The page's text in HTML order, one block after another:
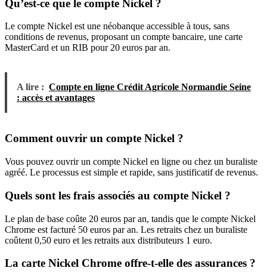
Qu’est-ce que le compte Nickel ?
Le compte Nickel est une néobanque accessible à tous, sans
conditions de revenus, proposant un compte bancaire, une carte
MasterCard et un RIB pour 20 euros par an.
A lire : Compte en ligne Crédit Agricole Normandie Seine
: accès et avantages
Comment ouvrir un compte Nickel ?
Vous pouvez ouvrir un compte Nickel en ligne ou chez un buraliste
agréé. Le processus est simple et rapide, sans justificatif de revenus.
Quels sont les frais associés au compte Nickel ?
Le plan de base coûte 20 euros par an, tandis que le compte Nickel
Chrome est facturé 50 euros par an. Les retraits chez un buraliste
coûtent 0,50 euro et les retraits aux distributeurs 1 euro.
La carte Nickel Chrome offre-t-elle des assurances ?